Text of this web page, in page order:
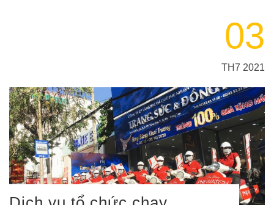
03
TH7 2021